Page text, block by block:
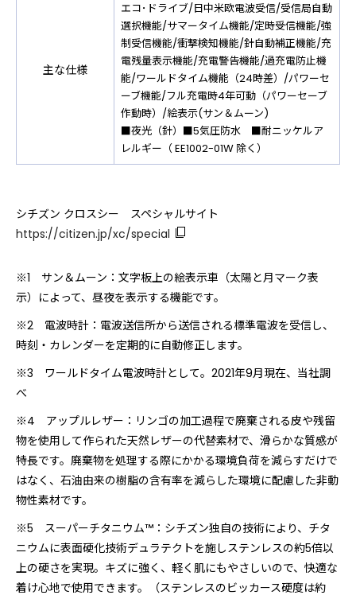
主な仕様
エコ･ドライブ/日中米欧電波受信/受信局自動
選択機能/サマータイム機能/定時受信機能/強
制受信機能/衝撃検知機能/針自動補正機能/充
電残量表示機能/充電警告機能/過充電防止機
能/ワールドタイム機能（24時差）/パワーセ
ーブ機能/フル充電時4年可動（パワーセーブ
作動時）/絵表示(サン＆ムーン)
■夜光（針）■5気圧防水 ■耐ニッケルア
レルギー（ EE1002-01W 除く）
シチズン クロスシー スペシャルサイト
https://citizen.jp/xc/special
※1 サン＆ムーン：文字板上の絵表示車（太陽と月マーク表
示）によって、昼夜を表示する機能です。
※2 電波時計：電波送信所から送信される標準電波を受信し、
時刻・カレンダーを定期的に自動修正します。
※3 ワールドタイム電波時計として。2021年9月現在、当社調
べ
※4 アップルレザー：リンゴの加工過程で廃棄される皮や残留
物を使用して作られた天然レザーの代替素材で、滑らかな質感が
特長です。廃棄物を処理する際にかかる環境負荷を減らすだけで
はなく、石油由来の樹脂の含有率を減らした環境に配慮した非動
物性素材です。
※5 スーパーチタニウム™：シチズン独自の技術により、チタ
ニウムに表面硬化技術デュラテクトを施しステンレスの約5倍以
上の硬さを実現。キズに強く、軽く肌にもやさしいので、快適な
着け心地で使用できます。（ステンレスのビッカース硬度は約